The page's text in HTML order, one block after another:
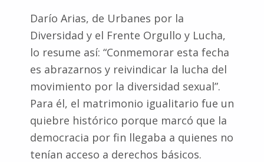
Darío Arias, de Urbanes por la
Diversidad y el Frente Orgullo y Lucha,
lo resume así: “Conmemorar esta fecha
es abrazarnos y reivindicar la lucha del
movimiento por la diversidad sexual”.
Para él, el matrimonio igualitario fue un
quiebre histórico porque marcó que la
democracia por fin llegaba a quienes no
tenían acceso a derechos básicos.